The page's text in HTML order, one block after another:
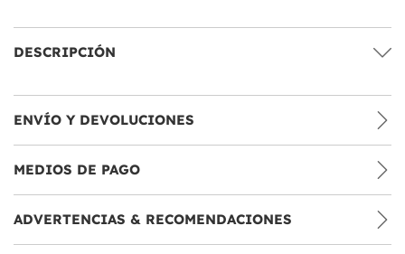
DESCRIPCIÓN
ENVÍO Y DEVOLUCIONES
MEDIOS DE PAGO
ADVERTENCIAS & RECOMENDACIONES